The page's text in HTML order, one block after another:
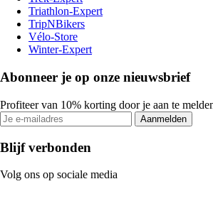
Triathlon-Expert
TripNBikers
Vélo-Store
Winter-Expert
Abonneer je op onze nieuwsbrief
Profiteer van 10% korting door je aan te
Aanmelden
Blijf verbonden
Volg ons op sociale media